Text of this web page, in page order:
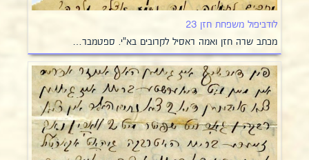
לודביפול משפחת חזן 23
מכתב שרה חזן ואמה ראסיל לקרובים בא"י. ספטמבר…